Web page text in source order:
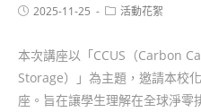
2025-11-25 活動花絮
本次講座以「CCUS（Carbon
Storage）」為主題，邀請本校
座。旨在讓學生理解在全球淨